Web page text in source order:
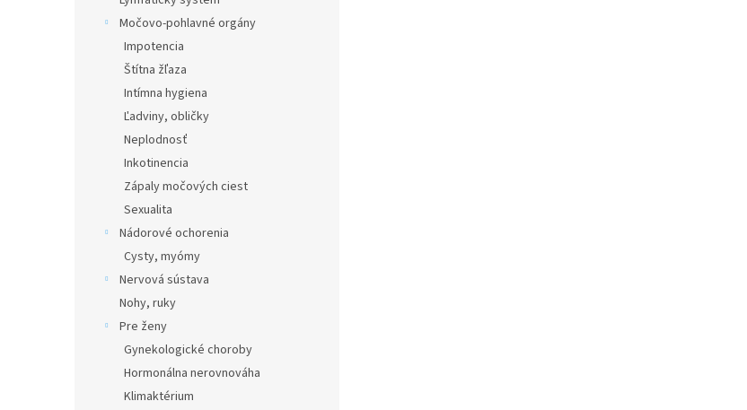
Močovo-pohlavné orgány
Impotencia
Štítna žľaza
Intímna hygiena
Ľadviny, obličky
Neplodnosť
Inkotinencia
Zápaly močových ciest
Sexualita
Nádorové ochorenia
Cysty, myómy
Nervová sústava
Nohy, ruky
Pre ženy
Gynekologické choroby
Hormonálna nerovnováha
Klimaktérium